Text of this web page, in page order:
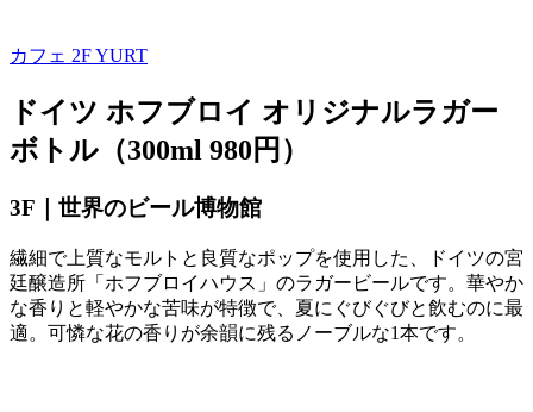
カフェ 2FYURT
ドイツ ホフブロイ オリジナルラガー
ボトル（300ml 980円）
3F｜世界のビール博物館
繊細で上質なモルトと良質なポップを使用した、ドイツの宮
廷醸造所「ホフブロイハウス」のラガービールです。華やか
な香りと軽やかな苦味が特徴で、夏にぐびぐびと飲むのに最
適。可憐な花の香りが余韻に残るノーブルな1本です。